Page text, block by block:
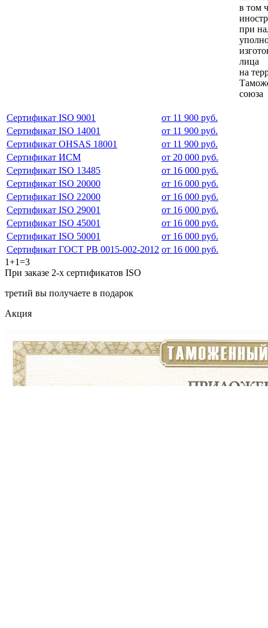
в том
при
лица
на
союза
Сертификат ISO 9001
от 11 900 руб.
Сертификат ISO 14001
от 11 900 руб.
Сертификат OHSAS 18001
от 11 900 руб.
Сертификат ИСМ
от 20 000 руб.
Сертификат ISO 13485
от 16 000 руб.
Сертификат ISO 20000
от 16 000 руб.
Сертификат ISO 22000
от 16 000 руб.
Сертификат ISO 29001
от 16 000 руб.
Сертификат ISO 45001
от 16 000 руб.
Сертификат ISO 50001
от 16 000 руб.
Сертификат ГОСТ РВ 0015-002-2012 от 16 000 руб.
1+1=3
При заказе 2-х сертификатов ISO
третий вы получаете в подарок
Акция